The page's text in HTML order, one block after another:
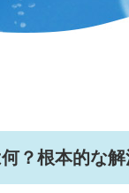
？根本的な